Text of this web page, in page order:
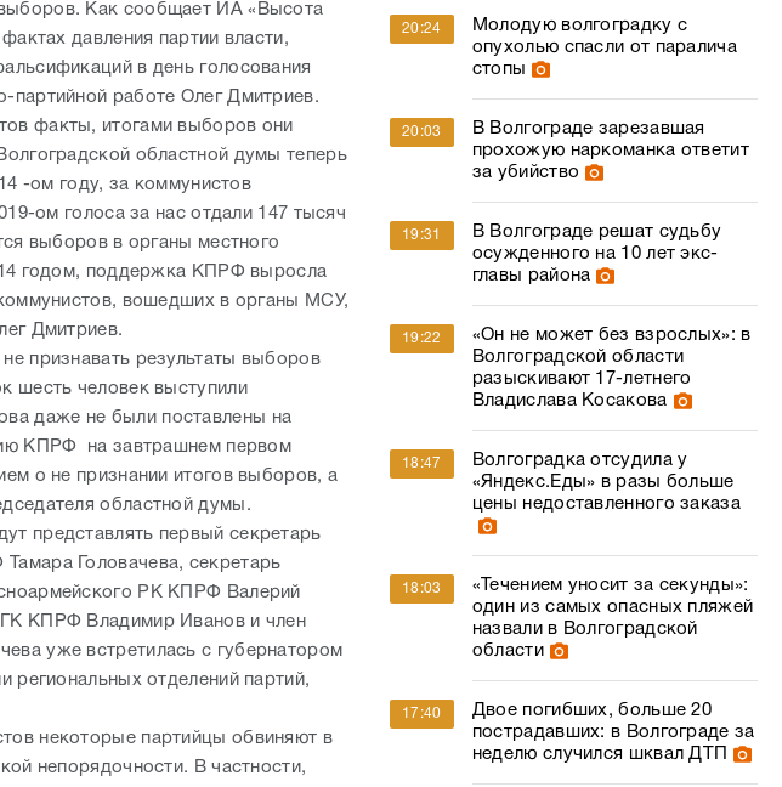
Как сообщает ИА «Высота
давления партии власти,
в день голосования
партийной работе Олег Дмитриев.
факты, итогами выборов они
областной думы теперь
-ом году, за коммунистов
ом голоса за нас отдали 147 тысяч
выборов в органы местного
годом, поддержка КПРФ выросла
вошедших в органы МСУ,
Дмитриев.
признавать результаты выборов
шесть человек выступили
даже не были поставлены на
КПРФ на завтрашнем первом
о не признании итогов выборов, а
областной думы.
представлять первый секретарь
Головачева, секретарь
РК КПРФ Валерий
КПРФ Владимир Иванов и член
уже встретилась с губернатором
региональных отделений партий,
некоторые партийцы обвиняют в
непорядочности. В частности,
20:24
Молодую волгоградку с
опухолью спасли от паралича
стопы
20:03
В Волгограде зарезавшая
прохожую наркоманка ответит
за убийство
19:31
В Волгограде решат судьбу
осужденного на 10 лет экс-
главы района
19:22
«Он не может без взрослых»: в
Волгоградской области
разыскивают 17-летнего
Владислава Косакова
18:47
Волгоградка отсудила у
«Яндекс.Еды» в разы больше
цены недоставленного заказа
18:03
«Течением уносит за секунды»:
один из самых опасных пляжей
назвали в Волгоградской
области
17:40
Двое погибших, больше 20
пострадавших: в Волгограде за
неделю случился шквал ДТП